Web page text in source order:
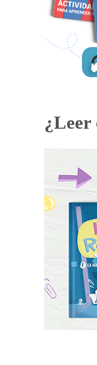
¿Leer